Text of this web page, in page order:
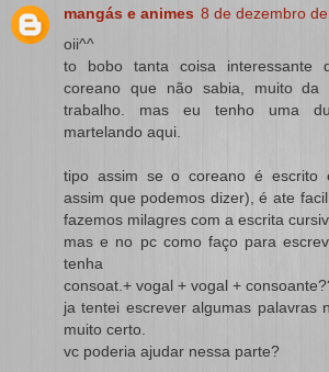
mangás e animes 8 de dezembro
oii^^
to bobo tanta coisa interessante
coreano que não sabia, muito da
trabalho. mas eu tenho uma
martelando aqui.
tipo assim se o coreano é escrito
assim que podemos dizer), é ate
fazemos milagres com a escrita
mas e no pc como faço para
tenha
consoat.+ vogal + vogal +
ja tentei escrever algumas palavras
muito certo.
vc poderia ajudar nessa parte?